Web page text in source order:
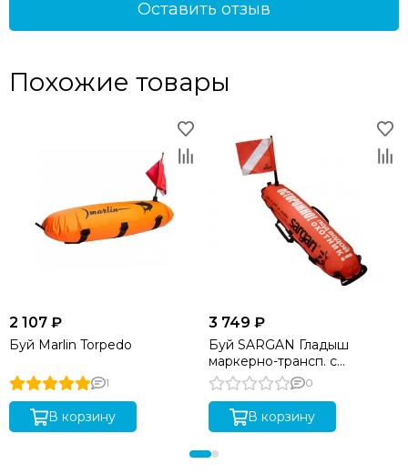
Оставить отзыв
Похожие товары
2 107 ₽
Буй Marlin Torpedo
1
В корзину
3 749 ₽
Буй SARGAN Гладыш
маркерно-трансп. с
грузовым карманом
0
В корзину